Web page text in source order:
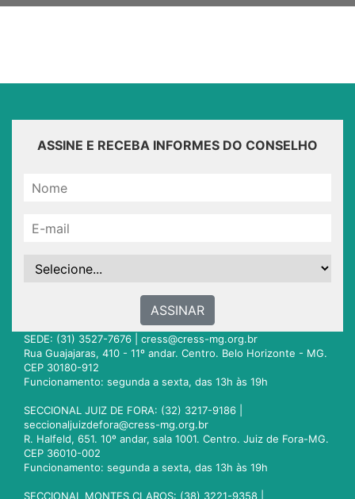
ASSINE E RECEBA INFORMES DO CONSELHO
ASSINAR
SEDE: (31) 3527-7676 | cress@cress-mg.org.br
Rua Guajajaras, 410 - 11º andar. Centro. Belo Horizonte - MG.
CEP 30180-912
Funcionamento: segunda a sexta, das 13h às 19h
SECCIONAL JUIZ DE FORA: (32) 3217-9186 |
seccionaljuizdefora@cress-mg.org.br
R. Halfeld, 651. 10º andar, sala 1001. Centro. Juiz de Fora-MG.
CEP 36010-002
Funcionamento: segunda a sexta, das 13h às 19h
SECCIONAL MONTES CLAROS: (38) 3221-9358 |